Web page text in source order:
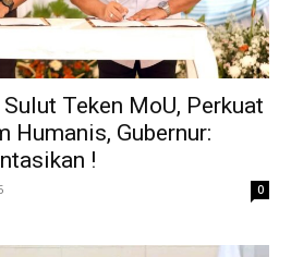
Teken MoU, Perkuat
Humanis, Gubernur:
!
0